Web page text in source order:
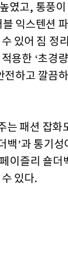
였고, 통풍
익스텐션
있어 짐 정
용한 ‘초경
전하고 깔끔
는 패션 잡화
백’과 통기성
이즐리 숄더
있다.